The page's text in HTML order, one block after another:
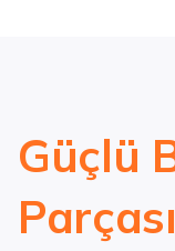
Güçlü